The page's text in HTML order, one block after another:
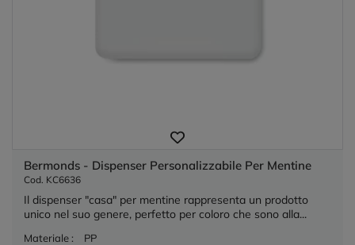
Bermonds - Dispenser Personalizzabile Per Mentine
Cod. KC6636
Il dispenser "casa" per mentine rappresenta un prodotto
unico nel suo genere, perfetto per coloro che sono alla...
Materiale :
PP